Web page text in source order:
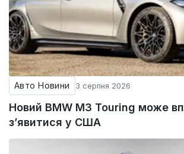
Авто Новини 3 серпня 2026
Новий BMW M3 Touring може
з’явитися у США